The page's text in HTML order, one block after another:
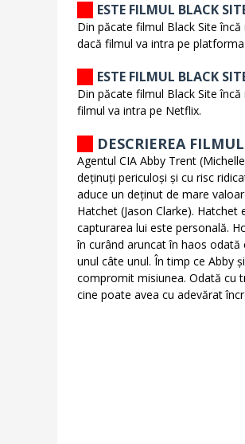
ESTE FILMUL BLACK
Din păcate filmul Black Site
dacă filmul va intra pe
ESTE FILMUL BLACK
Din păcate filmul Black Site
filmul va intra pe Netflix.
DESCRIEREA
Agentul CIA Abby Trent
deținuți periculoși și cu risc
aduce un deținut de mare
Hatchet (Jason Clarke).
capturarea lui este personală.
în curând aruncat în haos
unul câte unul. În timp ce Abby
compromit misiunea. Odată cu
cine poate avea cu adevărat